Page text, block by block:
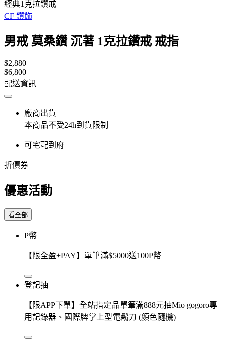
經典1克拉鑽戒
CF 鑽飾
男戒 莫桑鑽 沉著 1克拉鑽戒 戒指
$2,880
$6,800
配送資訊
廠商出貨
本商品不受24h到貨限制
可宅配到府
折價券
優惠活動
看全部
P幣
【限全盈+PAY】單筆滿$5000送100P幣
登記抽
【限APP下單】全站指定品單筆滿888元抽Mio gogoro專
用記錄器、國際牌掌上型電鬍刀 (顏色隨機)